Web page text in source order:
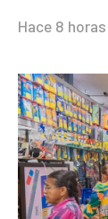
Hace 8 horas